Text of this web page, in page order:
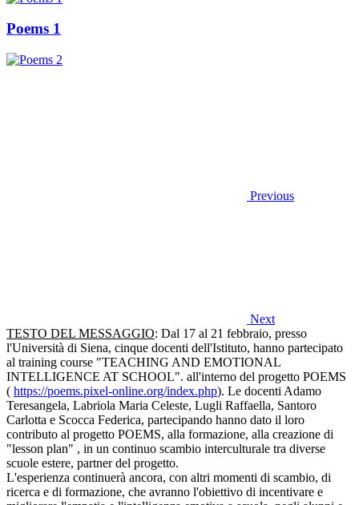
Poems 1
Previous
Next
TESTO DEL MESSAGGIO: Dal 17 al 21 febbraio, presso
l'Università di Siena, cinque docenti dell'Istituto, hanno partecipato
al training course "TEACHING AND EMOTIONAL
INTELLIGENCE AT SCHOOL". all'interno del progetto POEMS
( https://poems.pixel-online.org/index.php). Le docenti Adamo
Teresangela, Labriola Maria Celeste, Lugli Raffaella, Santoro
Carlotta e Scocca Federica, partecipando hanno dato il loro
contributo al progetto POEMS, alla formazione, alla creazione di
"lesson plan" , in un continuo scambio interculturale tra diverse
scuole estere, partner del progetto.
L'esperienza continuerà ancora, con altri momenti di scambio, di
ricerca e di formazione, che avranno l'obiettivo di incentivare e